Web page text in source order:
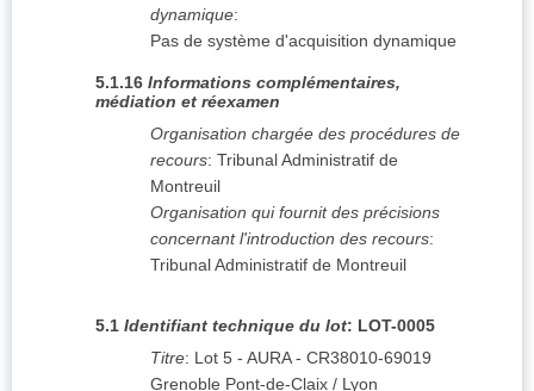
dynamique:
Pas de système d'acquisition dynamique
5.1.16 Informations complémentaires,
médiation et réexamen
Organisation chargée des procédures de
recours: Tribunal Administratif de
Montreuil
Organisation qui fournit des précisions
concernant l'introduction des recours:
Tribunal Administratif de Montreuil
5.1 Identifiant technique du lot: LOT-0005
Titre: Lot 5 - AURA - CR38010-69019
Grenoble Pont-de-Claix / Lyon